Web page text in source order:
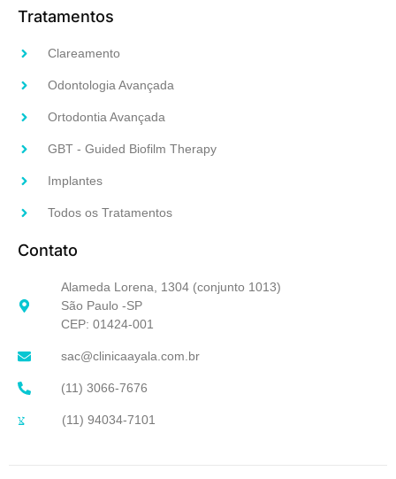
Tratamentos
Clareamento
Odontologia Avançada
Ortodontia Avançada
GBT - Guided Biofilm Therapy
Implantes
Todos os Tratamentos
Contato
Alameda Lorena, 1304 (conjunto 1013)
São Paulo -SP
CEP: 01424-001
sac@clinicaayala.com.br
(11) 3066-7676
(11) 94034-7101